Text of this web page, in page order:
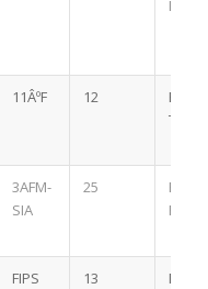
11ÂºF 12
Elvira
3AFM-
SIA
25
FIPS
13
Mag.